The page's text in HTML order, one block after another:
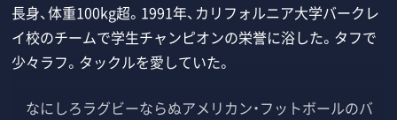
長身、体重100kg超。1991年、カリフォルニア大学バークレ
イ校のチームで学生チャンピオンの栄誉に浴した。タフで
少々ラフ。タックルを愛していた。
なにしろラグビーならぬアメリカン・フットボールのバ